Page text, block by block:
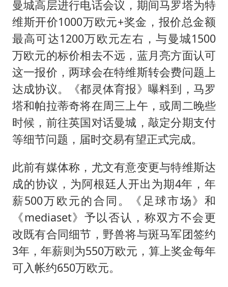
曼城高层进行电话会议，期间马罗塔为特
维斯开价1000万欧元+奖金，报价总金额
最高可达1200万欧元左右，与曼城1500
万欧元的标价相去不远，蓝月亮方面认可
这一报价，两球会在特维斯转会费问题上
达成协议。《都灵体育报》曝料到，马罗
塔和帕拉蒂奇将在周三上午，或周二晚些
时候，前往英国对话曼城，敲定分期支付
等细节问题，届时交易有望正式完成。
此前有媒体称，尤文有意变更与特维斯达
成的协议，为阿根廷人开出为期4年，年
薪500万欧元的合同。《足球市场》和
《mediaset》予以否认，称双方不会更
改既有合同细节，野兽将与斑马军团签约
3年，年薪则为550万欧元，算上奖金每年
可入帐约650万欧元。